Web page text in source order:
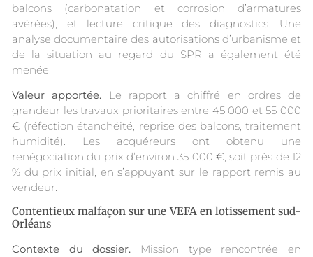
balcons (carbonatation et corrosion d’armatures
avérées), et lecture critique des diagnostics. Une
analyse documentaire des autorisations d’urbanisme et
de la situation au regard du SPR a également été
menée.
Valeur apportée. Le rapport a chiffré en ordres de
grandeur les travaux prioritaires entre 45 000 et 55 000
€ (réfection étanchéité, reprise des balcons, traitement
humidité). Les acquéreurs ont obtenu une
renégociation du prix d’environ 35 000 €, soit près de 12
% du prix initial, en s’appuyant sur le rapport remis au
vendeur.
Contentieux malfaçon sur une VEFA en lotissement sud-
Orléans
Contexte du dossier. Mission type rencontrée en